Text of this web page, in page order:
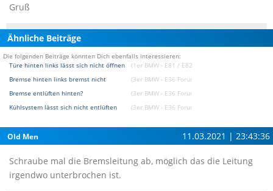
Gruß
Ähnliche Beiträge
Die folgenden Beiträge könnten Dich ebenfalls interessieren:
Türe hinten links lässt sich nicht öffnen
(1er BMW - E81 / E82 / E87 / E88 Forum)
Bremse hinten links bremst nicht
(3er BMW - E36 Forum)
Bremse entlüften hinten?
(3er BMW - E36 Forum)
Kühlsystem lässt sich nicht entlüften
(3er BMW - E36 Forum)
Old Men 11.03.2021 | 23:43:36
Schraube mal die Bremsleitung ab, möglich das die Leitung
irgendwo unterbrochen ist.